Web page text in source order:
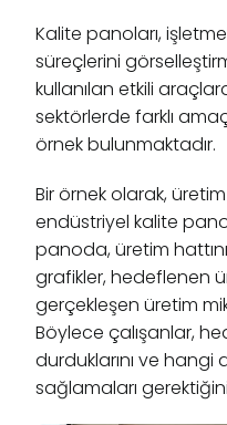
Kalite panoları,
süreçlerini
kullanılan etkili
sektörlerde farklı
örnek bulunmaktadır.
Bir örnek olarak,
endüstriyel kalite
panoda, üretim
grafikler, hedeflenen
gerçekleşen üretim
Böylece çalışanlar,
durduklarını ve
sağlamaları